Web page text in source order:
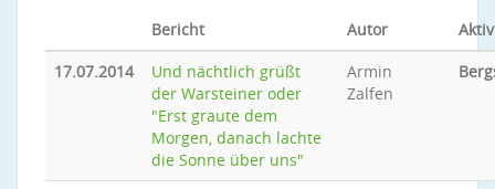
Bericht Autor
17.07.2014
Und nächtlich grüßt
der Warsteiner oder
"Erst graute dem
Morgen, danach lachte
die Sonne über uns"
Armin
Zalfen